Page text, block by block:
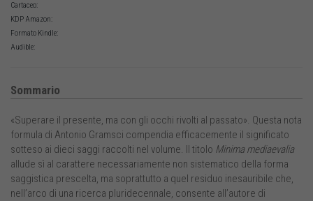
Cartaceo:
KDP Amazon:
Formato Kindle:
Audible:
Sommario
«Superare il presente, ma con gli occhi rivolti al passato». Questa nota
formula di Antonio Gramsci compendia efficacemente il significato
sotteso ai dieci saggi raccolti nel volume. Il titolo Minima mediaevalia
allude sì al carattere necessariamente non sistematico della forma
saggistica prescelta, ma soprattutto a quel residuo inesauribile che,
nell’arco di una ricerca pluridecennale, consente all’autore di